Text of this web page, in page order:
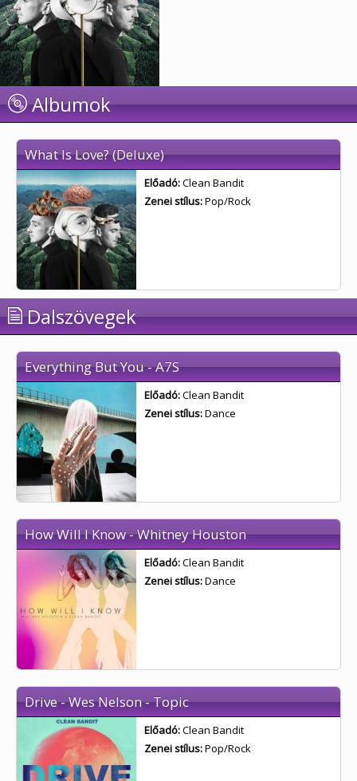
Albumok
What Is Love? (Deluxe)
Előadó:Clean Bandit
Zenei stílus:Pop/Rock
Dalszövegek
Everything But You - A7S
Előadó:Clean Bandit
Zenei stílus:Dance
How Will I Know - Whitney Houston
Előadó:Clean Bandit
Zenei stílus:Dance
Drive - Wes Nelson - Topic
Előadó:Clean Bandit
Zenei stílus:Pop/Rock